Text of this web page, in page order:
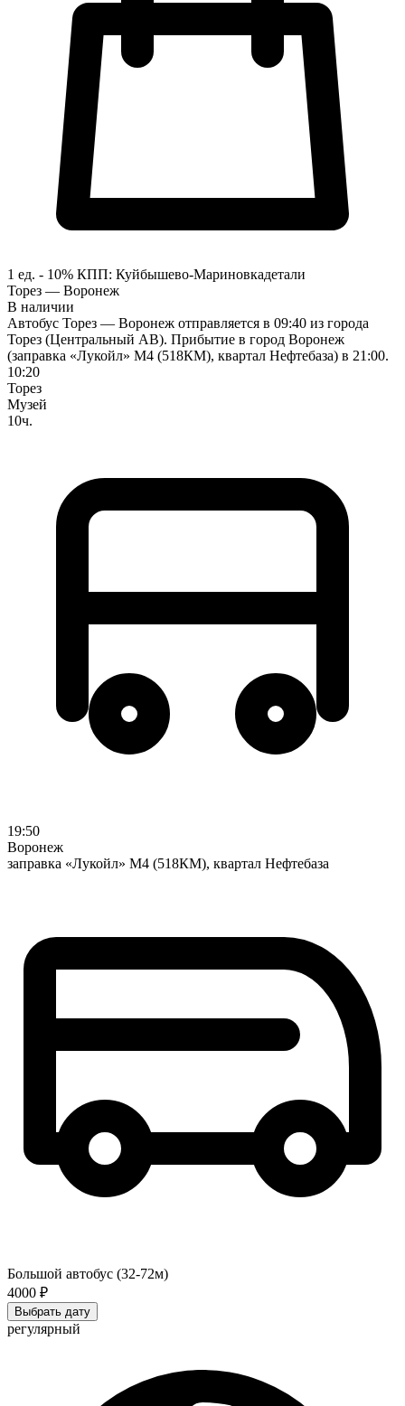
1 ед. - 10% КПП: Куйбышево-Мариновкадетали
Торез — Воронеж
В наличии
Автобус Торез — Воронеж отправляется в 09:40 из города
Торез (Центральный АВ). Прибытие в город Воронеж
(заправка «Лукойл» М4 (518КМ), квартал Нефтебаза) в 21:00.
10:20
Торез
Музей
10ч.
19:50
Воронеж
заправка «Лукойл» М4 (518КМ), квартал Нефтебаза
Большой автобус (32-72м)
4000 ₽
Выбрать дату
регулярный